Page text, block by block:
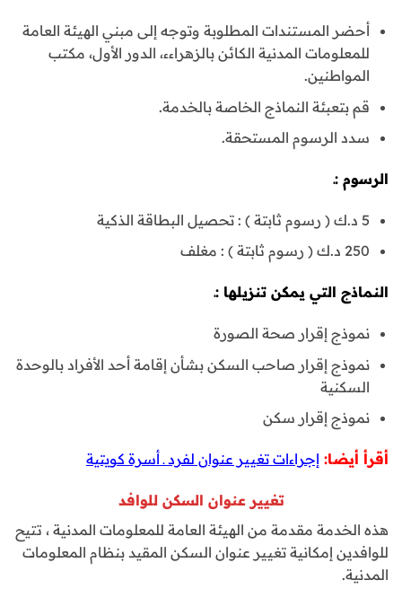
أحضر المستندات المطلوبة وتوجه إلى مبني الهيئة العامة
للمعلومات المدنية الكائن بالزهراءء، الدور الأول، مكتب
المواطنين.
قم بتعبئة النماذج الخاصة بالخدمة.
سدد الرسوم المستحقة.
الرسوم :ـ
5 د.ك ( رسوم ثابتة ) : تحصيل البطاقة الذكية
250 د.ك ( رسوم ثابتة ) : مغلف
النماذج التي يمكن تنزيلها :ـ
نموذج إقرار صحة الصورة
نموذج إقرار صاحب السكن بشأن إقامة أحد الأفراد بالوحدة
السكنية
نموذج إقرار سكن
أقرأ أيضا: إجراءات تغيير عنوان لفرد ـ أسرة كويتية
تغيير عنوان السكن للوافد
هذه الخدمة مقدمة من الهيئة العامة للمعلومات المدنية ، تتيح
للوافدين إمكانية تغيير عنوان السكن المقيد بنظام المعلومات
المدنية.